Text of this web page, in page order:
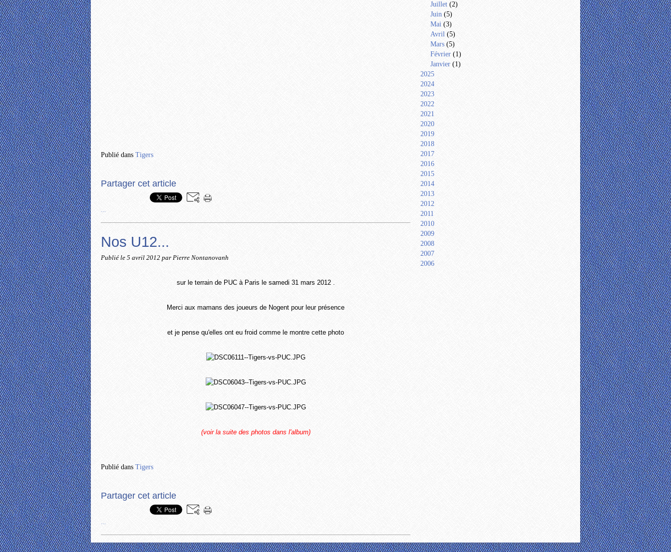
Publié dans Tigers
Partager cet article
Nos U12...
Publié le 5 avril 2012 par Pierre Nontanovanh
sur le terrain de PUC à Paris le samedi 31 mars 2012 .
Merci aux mamans des joueurs de Nogent pour leur présence
et je pense qu'elles ont eu froid comme le montre cette photo
(voir la suite des photos dans l'album)
Publié dans Tigers
Partager cet article
Juillet (2)
Juin (5)
Mai (3)
Avril (5)
Mars (5)
Février (1)
Janvier (1)
2025
2024
2023
2022
2021
2020
2019
2018
2017
2016
2015
2014
2013
2012
2011
2010
2009
2008
2007
2006